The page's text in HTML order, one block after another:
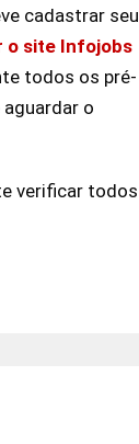
cadastrar seu
o site Infojobs
todos os pré-
aguardar o
verificar todos